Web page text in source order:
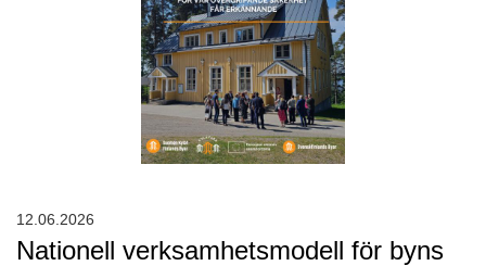
Nationell verksamhetsmodell för byns
12.06.2026